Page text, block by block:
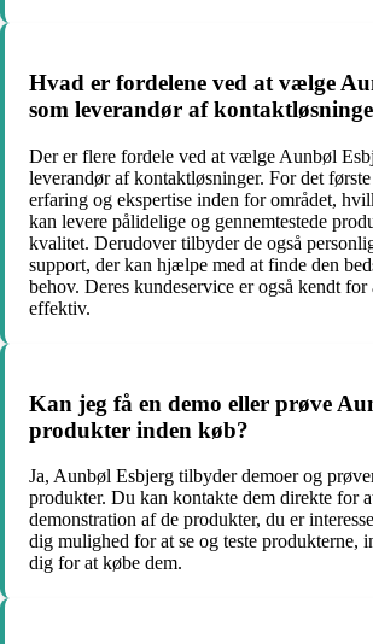
Hvad er fordelene ved at vælge
som leverandør af
Der er flere fordele ved at vælge Aunbøl
leverandør af kontaktløsninger. For det
erfaring og ekspertise inden for området,
kan levere pålidelige og gennemtestede
kvalitet. Derudover tilbyder de også
support, der kan hjælpe med at finde den
behov. Deres kundeservice er også kendt
effektiv.
Kan jeg få en demo eller prøve
produkter inden køb?
Ja, Aunbøl Esbjerg tilbyder demoer og
produkter. Du kan kontakte dem direkte for
demonstration af de produkter, du er
dig mulighed for at se og teste produkterne,
dig for at købe dem.